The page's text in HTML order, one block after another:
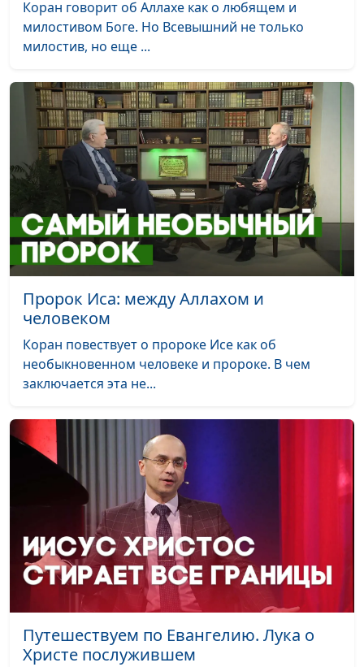
Коран говорит об Аллахе как о любящем и
милостивом Боге. Но Всевышний не только
милостив, но еще ...
Пророк Иса: между Аллахом и
человеком
Коран повествует о пророке Исе как об
необыкновенном человеке и пророке. В чем
заключается эта не...
Путешествуем по Евангелию. Лука о
Христе послужившем